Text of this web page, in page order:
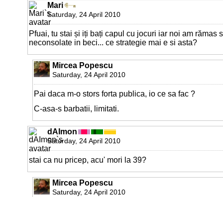
Mari
Saturday, 24 April 2010
Pfuai, tu stai și iți bați capul cu jocuri iar noi am rămas
neconsolate in beci... ce strategie mai e si asta?
Mircea Popescu
Saturday, 24 April 2010
Pai daca m-o stors forta publica, io ce sa fac ?
C-asa-s barbatii, limitati.
dAImon
Saturday, 24 April 2010
stai ca nu pricep, acu' mori la 39?
Mircea Popescu
Saturday, 24 April 2010